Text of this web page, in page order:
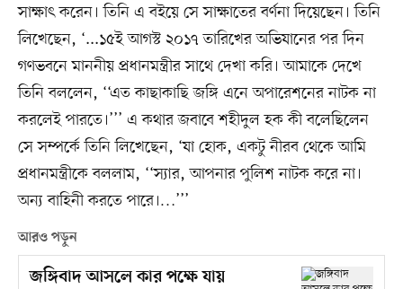
সাক্ষাৎ করেন। তিনি এ বইয়ে সে সাক্ষাতের বর্ণনা দিয়েছেন। তিনি
লিখেছেন, ‘...১৫ই আগস্ট ২০১৭ তারিখের অভিযানের পর দিন
গণভবনে মাননীয় প্রধানমন্ত্রীর সাথে দেখা করি। আমাকে দেখে
তিনি বললেন, ‘‘এত কাছাকাছি জঙ্গি এনে অপারেশনের নাটক না
করলেই পারতে।’’’ এ কথার জবাবে শহীদুল হক কী বলেছিলেন
সে সম্পর্কে তিনি লিখেছেন, ‘যা হোক, একটু নীরব থেকে আমি
প্রধানমন্ত্রীকে বললাম, ‘‘স্যার, আপনার পুলিশ নাটক করে না।
অন্য বাহিনী করতে পারে।…’’’
আরও পড়ুন
জঙ্গিবাদ আসলে কার পক্ষে যায়